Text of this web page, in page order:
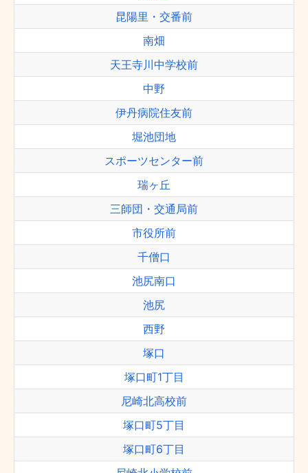
昆陽里・交番前
南畑
天王寺川中学校前
中野
伊丹病院住友前
堀池団地
スポーツセンター前
瑞ヶ丘
三師団・交通局前
市役所前
千僧口
池尻南口
池尻
西野
塚口
塚口町1丁目
尼崎北高校前
塚口町5丁目
塚口町6丁目